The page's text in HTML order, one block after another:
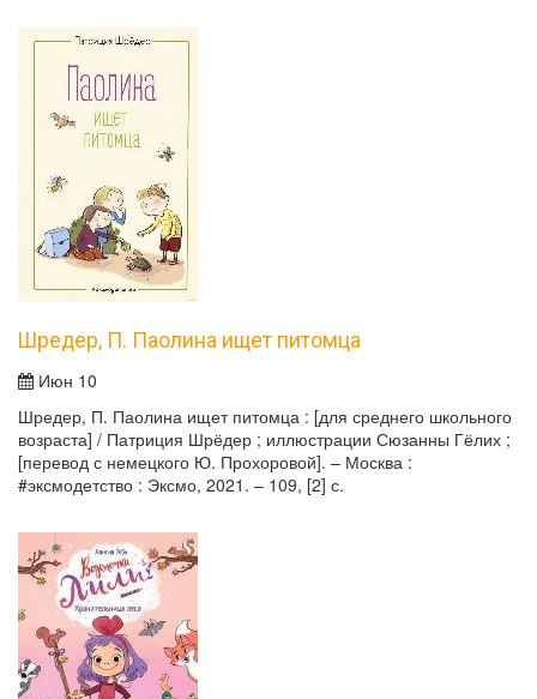
Шредер, П. Паолина ищет питомца
Июн 10
Шредер, П. Паолина ищет питомца : [для среднего школьного
возраста] / Патриция Шрёдер ; иллюстрации Сюзанны Гёлих ;
[перевод с немецкого Ю. Прохоровой]. – Москва :
#эксмодетство : Эксмо, 2021. – 109, [2] с.